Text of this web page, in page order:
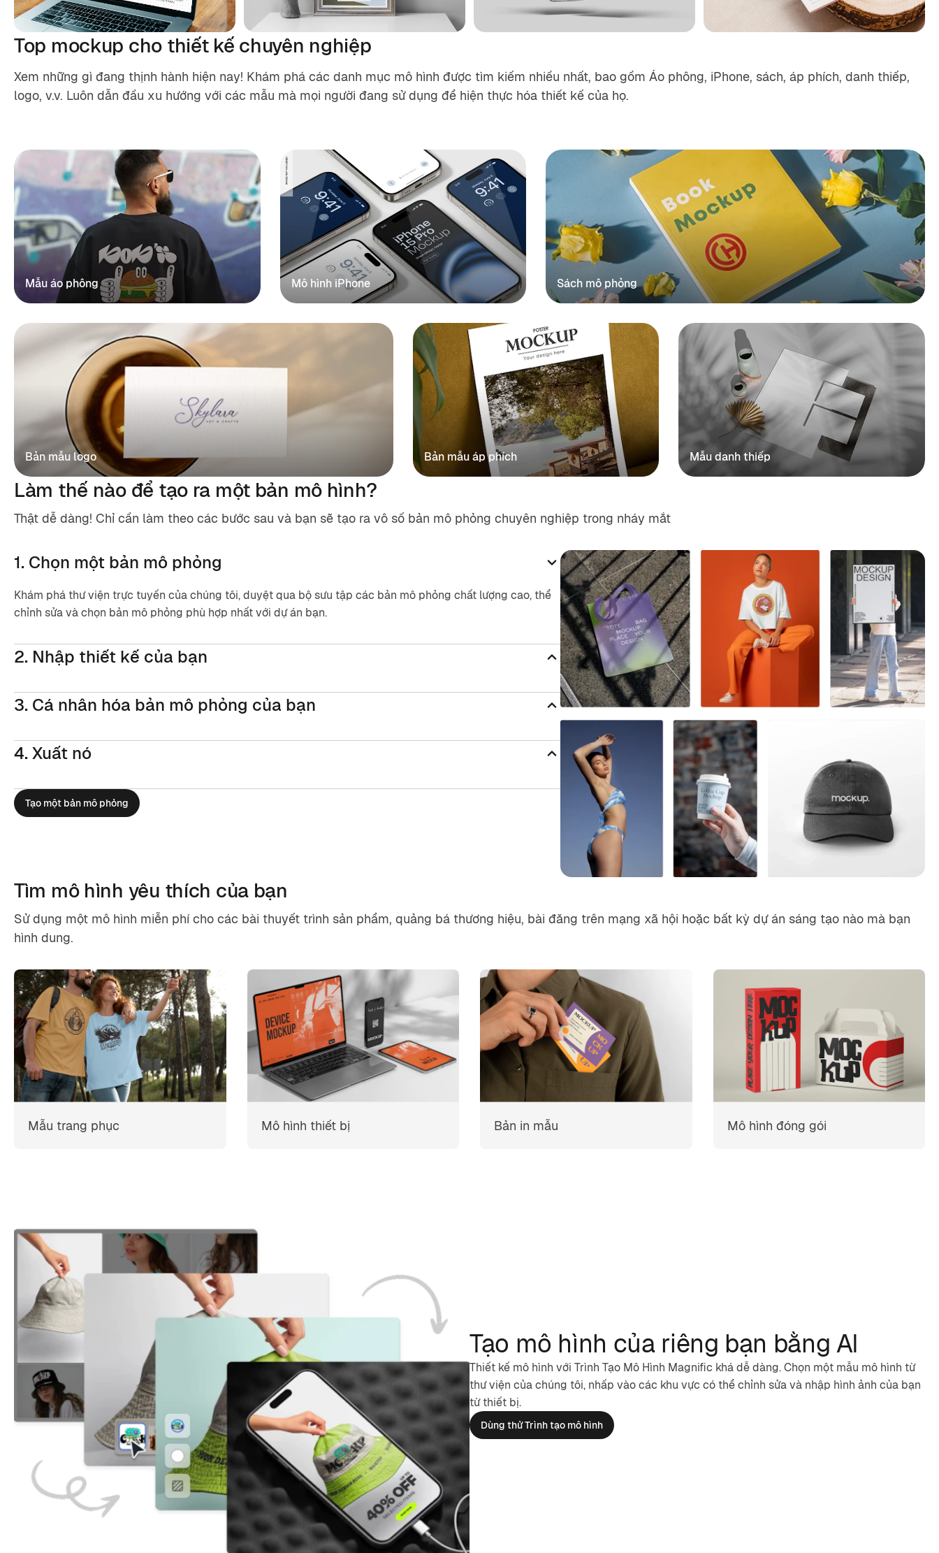
Top mockup cho thiết kế chuyên nghiệp
Xem những gì đang thịnh hành hiện nay! Khám phá các danh mục mô hình được tìm kiếm nhiều nhất, bao gồm Áo phông, iPhone, sách, áp phích, danh thiếp,
logo, v.v. Luôn dẫn đầu xu hướng với các mẫu mà mọi người đang sử dụng để hiện thực hóa thiết kế của họ.
Mẫu áo phông Mô hình iPhone Sách mô phỏng
Bản mẫu logo Bản mẫu áp phích Mẫu danh thiếp
Làm thế nào để tạo ra một bản mô hình?
Thật dễ dàng! Chỉ cần làm theo các bước sau và bạn sẽ tạo ra vô số bản mô phỏng chuyên nghiệp trong nháy mắt
1. Chọn một bản mô phỏng
Khám phá thư viện trực tuyến của chúng tôi, duyệt qua bộ sưu tập các bản mô phỏng chất lượng cao, thể
chỉnh sửa và chọn bản mô phỏng phù hợp nhất với dự án bạn.
2. Nhập thiết kế của bạn
3. Cá nhân hóa bản mô phỏng của bạn
4. Xuất nó
Tạo một bản mô phỏng
Tìm mô hình yêu thích của bạn
Sử dụng một mô hình miễn phí cho các bài thuyết trình sản phẩm, quảng bá thương hiệu, bài đăng trên mạng xã hội hoặc bất kỳ dự án sáng tạo nào mà bạn
hình dung.
Mẫu trang phục Mô hình thiết bị Bản in mẫu Mô hình đóng gói
Tạo mô hình của riêng bạn bằng AI
Thiết kế mô hình với Trình Tạo Mô Hình Magnific khá dễ dàng. Chọn một mẫu mô hình từ
thư viện của chúng tôi, nhấp vào các khu vực có thể chỉnh sửa và nhập hình ảnh của bạn
từ thiết bị.
Dùng thử Trình tạo mô hình